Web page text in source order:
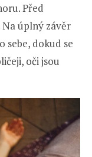
Před
úplný závěr
sebe, dokud se
oči jsou